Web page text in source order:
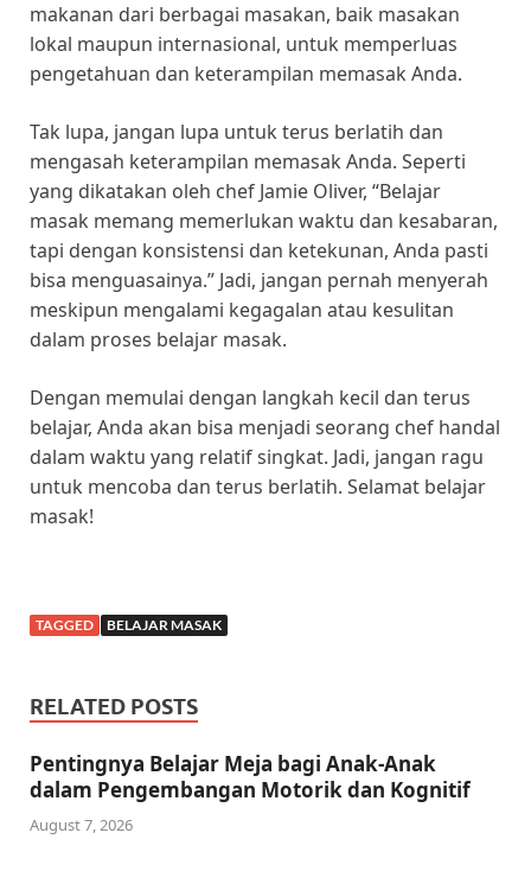
makanan dari berbagai masakan, baik masakan
lokal maupun internasional, untuk memperluas
pengetahuan dan keterampilan memasak Anda.
Tak lupa, jangan lupa untuk terus berlatih dan
mengasah keterampilan memasak Anda. Seperti
yang dikatakan oleh chef Jamie Oliver, “Belajar
masak memang memerlukan waktu dan kesabaran,
tapi dengan konsistensi dan ketekunan, Anda pasti
bisa menguasainya.” Jadi, jangan pernah menyerah
meskipun mengalami kegagalan atau kesulitan
dalam proses belajar masak.
Dengan memulai dengan langkah kecil dan terus
belajar, Anda akan bisa menjadi seorang chef handal
dalam waktu yang relatif singkat. Jadi, jangan ragu
untuk mencoba dan terus berlatih. Selamat belajar
masak!
TAGGED BELAJAR MASAK
RELATED POSTS
Pentingnya Belajar Meja bagi Anak-Anak
dalam Pengembangan Motorik dan Kognitif
August 7, 2026